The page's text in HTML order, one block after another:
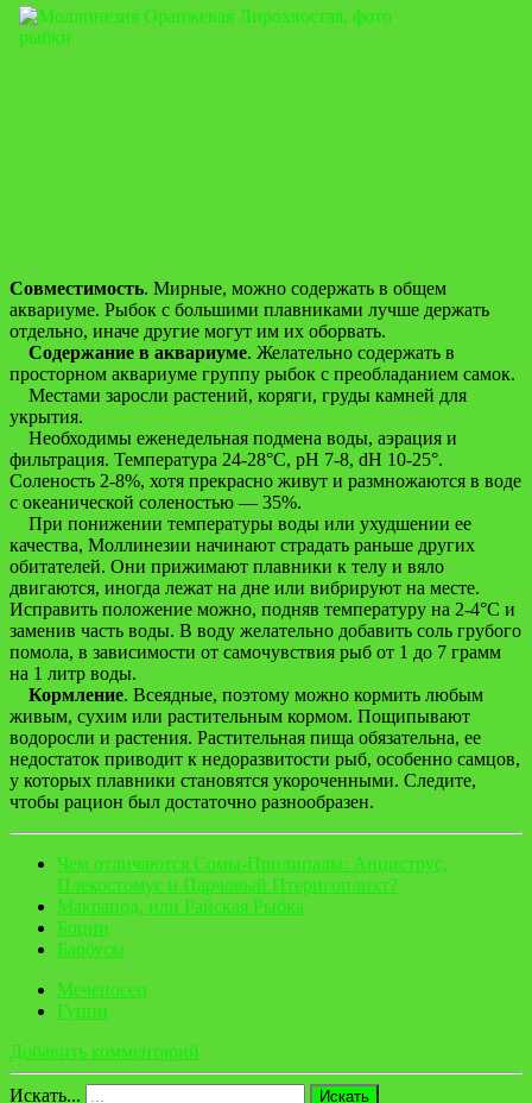
Совместимость. Мирные, можно содержать в общем
аквариуме. Рыбок с большими плавниками лучше держать
отдельно, иначе другие могут им их оборвать.
Содержание в аквариуме. Желательно содержать в
просторном аквариуме группу рыбок с преобладанием самок.
Местами заросли растений, коряги, груды камней для
укрытия.
Необходимы еженедельная подмена воды, аэрация и
фильтрация. Температура 24-28°С, рН 7-8, dH 10-25°.
Соленость 2-8%, хотя прекрасно живут и размножаются в воде
с океанической соленостью — 35%.
При понижении температуры воды или ухудшении ее
качества, Моллинезии начинают страдать раньше других
обитателей. Они прижимают плавники к телу и вяло
двигаются, иногда лежат на дне или вибрируют на месте.
Исправить положение можно, подняв температуру на 2-4°С и
заменив часть воды. В воду желательно добавить соль грубого
помола, в зависимости от самочувствия рыб от 1 до 7 грамм
на 1 литр воды.
Кормление. Всеядные, поэтому можно кормить любым
живым, сухим или растительным кормом. Пощипывают
водоросли и растения. Растительная пища обязательна, ее
недостаток приводит к недоразвитости рыб, особенно самцов,
у которых плавники становятся укороченными. Следите,
чтобы рацион был достаточно разнообразен.
Чем отличаются Сомы-Прилипалы: Анциструс,
Плекостомус и Парчовый Птеригоплихт?
Макрапод, или Райская Рыбка
Боции
Барбусы
Меченосец
Гуппи
Добавить комментарий
Искать... Искать